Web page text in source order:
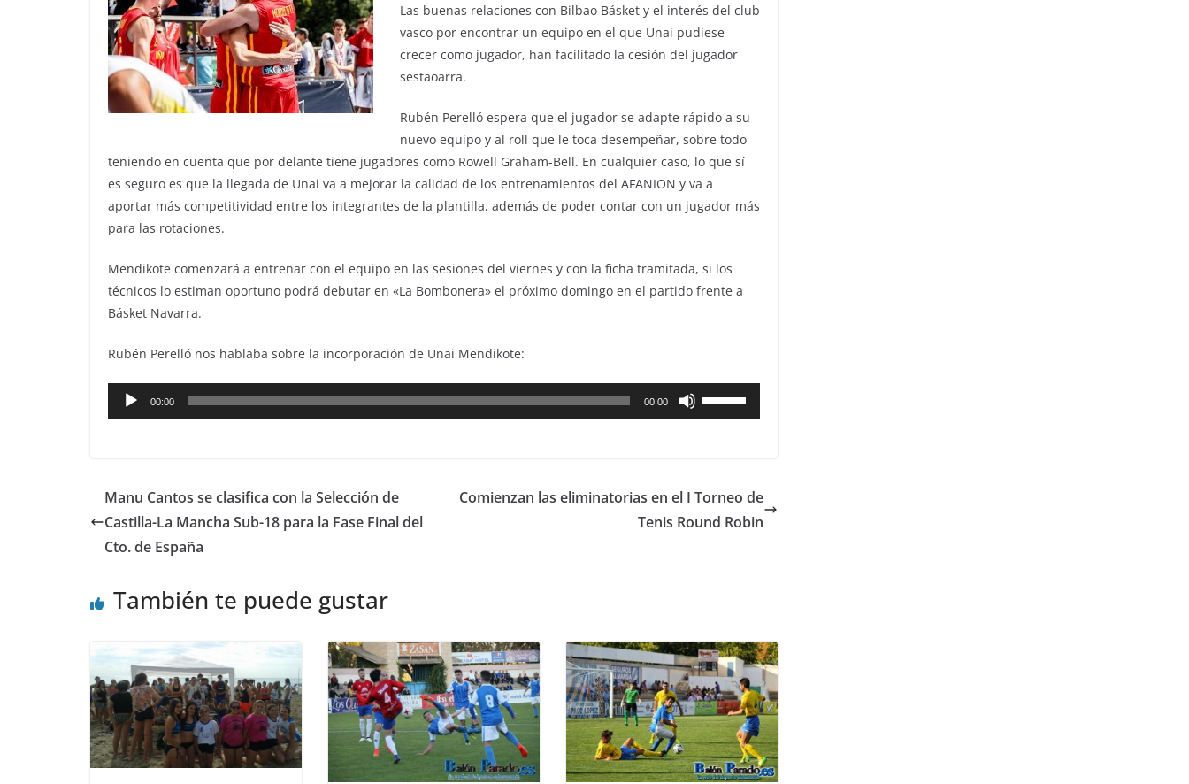
Las buenas relaciones con Bilbao Básket y el interés del club
vasco por encontrar un equipo en el que Unai pudiese
crecer como jugador, han facilitado la cesión del jugador
sestaoarra.
Rubén Perelló espera que el jugador se adapte rápido a su
nuevo equipo y al roll que le toca desempeñar, sobre todo
teniendo en cuenta que por delante tiene jugadores como Rowell Graham-Bell. En cualquier caso, lo que sí
es seguro es que la llegada de Unai va a mejorar la calidad de los entrenamientos del AFANION y va a
aportar más competitividad entre los integrantes de la plantilla, además de poder contar con un jugador más
para las rotaciones.
Mendikote comenzará a entrenar con el equipo en las sesiones del viernes y con la ficha tramitada, si los
técnicos lo estiman oportuno podrá debutar en «La Bombonera» el próximo domingo en el partido frente a
Básket Navarra.
Rubén Perelló nos hablaba sobre la incorporación de Unai Mendikote:
Reproductor
de
00:00 00:00
Utiliza
las
flecha
arriba/abajo
el
volumen.
Manu Cantos se clasifica con la Selección de
Castilla-La Mancha Sub-18 para la Fase Final del
Cto. de España
Comienzan las eliminatorias en el I Torneo de
Tenis Round Robin
También te puede gustar